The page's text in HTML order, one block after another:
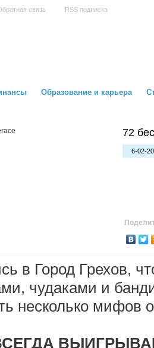
связь RSS подписка
Образование и карьера
72
6-02-
в Город Грехов,
чудаками и
несколько мифов